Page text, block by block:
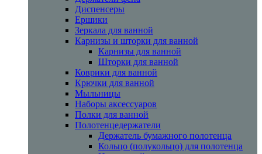
Диспенсеры
Ершики
Зеркала для ванной
Карнизы и шторки для ванной
Карнизы для ванной
Шторки для ванной
Коврики для ванной
Крючки для ванной
Мыльницы
Наборы аксессуаров
Полки для ванной
Полотенцедержатели
Держатель бумажного полотенца
Кольцо (полукольцо) для полотенца